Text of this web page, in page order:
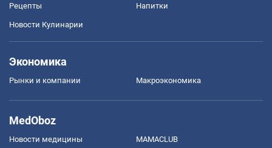
Рецепты Напитки
Новости Кулинарии
Экономика
Рынки и компании Mакроэкономика
MedOboz
Новости медицины MAMACLUB